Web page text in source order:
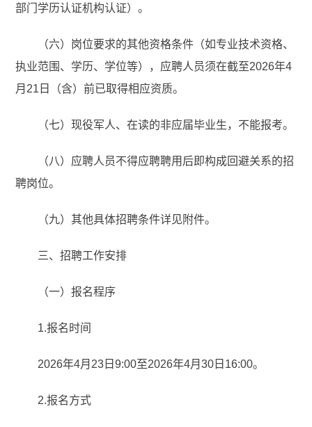
部门学历认证机构认证）。
（六）岗位要求的其他资格条件（如专业技术资格、
执业范围、学历、学位等），应聘人员须在截至2026年4
月21日（含）前已取得相应资质。
（七）现役军人、在读的非应届毕业生，不能报考。
（八）应聘人员不得应聘聘用后即构成回避关系的招
聘岗位。
（九）其他具体招聘条件详见附件。
三、招聘工作安排
（一）报名程序
1.报名时间
2026年4月23日9:00至2026年4月30日16:00。
2.报名方式